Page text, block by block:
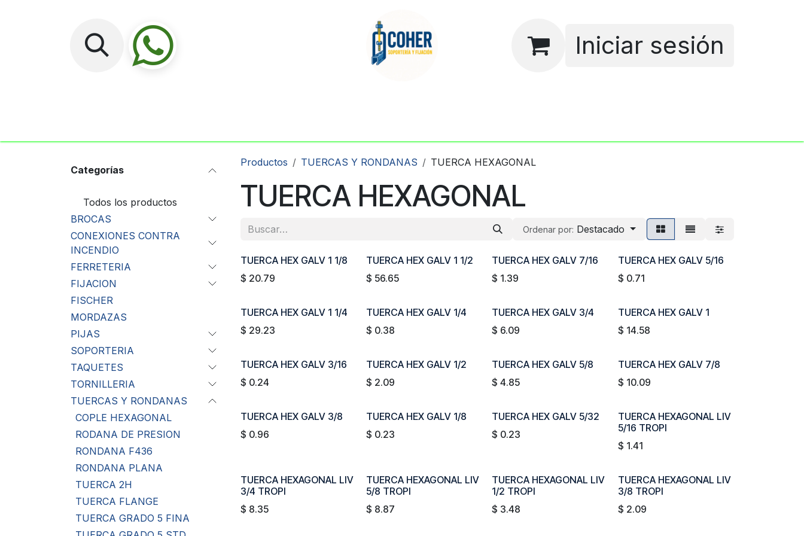
Iniciar sesión
Categorías
Todos los productos
BROCAS
CONEXIONES CONTRA
INCENDIO
FERRETERIA
FIJACION
FISCHER
MORDAZAS
PIJAS
SOPORTERIA
TAQUETES
TORNILLERIA
TUERCAS Y RONDANAS
COPLE HEXAGONAL
RODANA DE PRESION
RONDANA F436
RONDANA PLANA
TUERCA 2H
TUERCA FLANGE
TUERCA GRADO 5 FINA
Productos TUERCAS Y RONDANAS TUERCA HEXAGONAL
TUERCA HEXAGONAL
Ordenar por: Destacado
TUERCA HEX GALV 1 1/8
$ 20.79
TUERCA HEX GALV 1 1/2
$ 56.65
TUERCA HEX GALV 7/16
$ 1.39
TUERCA HEX GALV 5/16
$ 0.71
TUERCA HEX GALV 1 1/4
$ 29.23
TUERCA HEX GALV 1/4
$ 0.38
TUERCA HEX GALV 3/4
$ 6.09
TUERCA HEX GALV 1
$ 14.58
TUERCA HEX GALV 3/16
$ 0.24
TUERCA HEX GALV 1/2
$ 2.09
TUERCA HEX GALV 5/8
$4.85
TUERCA HEX GALV 7/8
$ 10.09
TUERCA HEX GALV 3/8
$ 0.96
TUERCA HEX GALV 1/8
$ 0.23
TUERCA HEX GALV 5/32
$ 0.23
TUERCA HEXAGONAL LIV
5/16 TROPI
$ 1.41
TUERCA HEXAGONAL LIV
3/4 TROPI
$ 8.35
TUERCA HEXAGONAL LIV
5/8 TROPI
$ 8.87
TUERCA HEXAGONAL LIV
1/2 TROPI
$ 3.48
TUERCA HEXAGONAL LIV
3/8 TROPI
$ 2.09